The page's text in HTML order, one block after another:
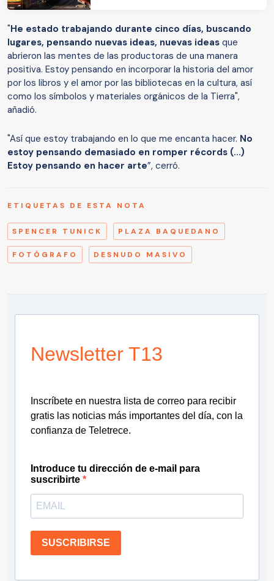
"He estado trabajando durante cinco días, buscando
lugares, pensando nuevas ideas, nuevas ideas que
abrieron las mentes de las productoras de una manera
positiva. Estoy pensando en incorporar la historia del amor
por los libros y el amor por las bibliotecas en la cultura, así
como los símbolos y materiales orgánicos de la Tierra",
añadió.
"Así que estoy trabajando en lo que me encanta hacer. No
estoy pensando demasiado en romper récords (...)
Estoy pensando en hacer arte”, cerró.
ETIQUETAS DE ESTA NOTA
SPENCER TUNICK PLAZA BAQUEDANO
FOTÓGRAFO DESNUDO MASIVO
Newsletter T13
Inscríbete en nuestra lista de correo para recibir
gratis las noticias más importantes del día, con la
confianza de Teletrece.
Introduce tu dirección de e-mail para
suscribirte
SUSCRIBIRSE